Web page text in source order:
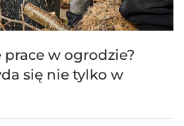
prace w ogrodzie?
się nie tylko w